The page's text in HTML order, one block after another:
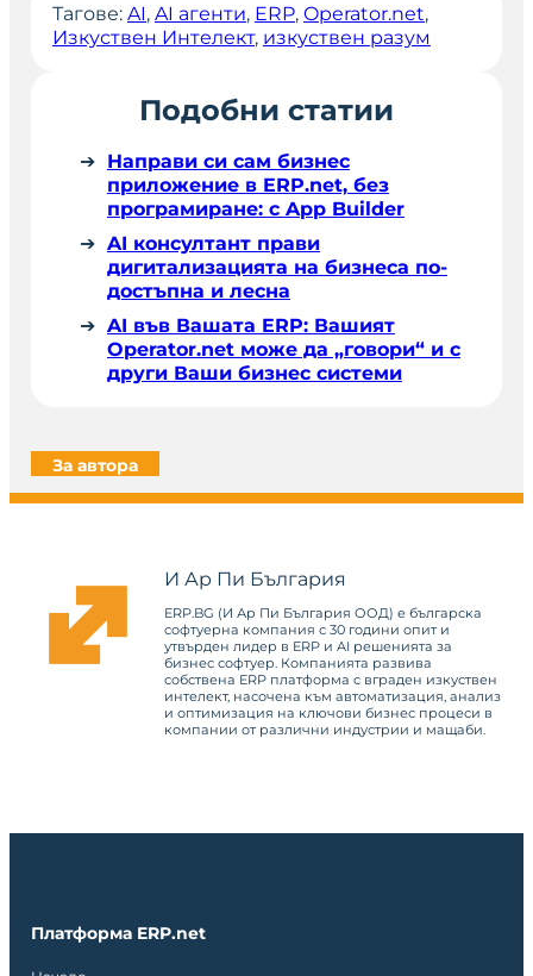
Тагове: AI, AI агенти, ERP, Operator.net
Изкуствен Интелект, изкуствен разум
Подобни статии
Направи си сам бизнес
приложение в ERP.net, без
програмиране: с App Builder
AI консултант прави
дигитализацията на бизнеса по-
достъпна и лесна
AI във Вашата ERP: Вашият
Operator.net може да „говори“ и с
други Ваши бизнес системи
За автора
И Ар Пи България
ERP.BG (И Ар Пи България ООД) е българска
софтуерна компания с 30 години опит и
утвърден лидер в ERP и AI решенията за
бизнес софтуер. Компанията развива
собствена ERP платформа с вграден изкуствен
интелект, насочена към автоматизация, анализ
и оптимизация на ключови бизнес процеси в
компании от различни индустрии и мащаби.
Платформа ERP.net